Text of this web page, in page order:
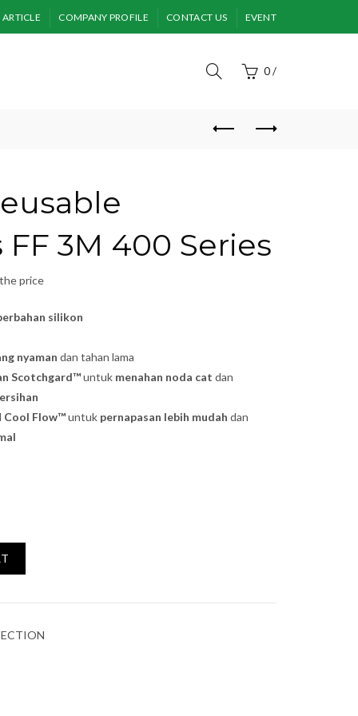
ARTICLE COMPANY PROFILE CONTACT US EVENT
0/
FF 3M 400 Series
price
silikon
nyaman dan tahan lama
Scotchgard™untuk menahan noda cat dan
Cool Flow™untuk pernapasan lebih mudah dan